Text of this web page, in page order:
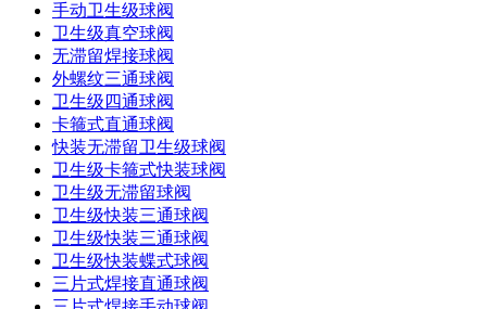
手动卫生级球阀
卫生级真空球阀
无滞留焊接球阀
外螺纹三通球阀
卫生级四通球阀
卡箍式直通球阀
快装无滞留卫生级球阀
卫生级卡箍式快装球阀
卫生级无滞留球阀
卫生级快装三通球阀
卫生级快装三通球阀
卫生级快装蝶式球阀
三片式焊接直通球阀